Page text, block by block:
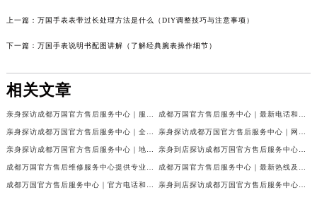
上一篇： 万国手表表带过长处理方法是什么（DIY调整技巧与注意事项）
下一篇： 万国手表说明书配图讲解（了解经典腕表操作细节）
相关文章